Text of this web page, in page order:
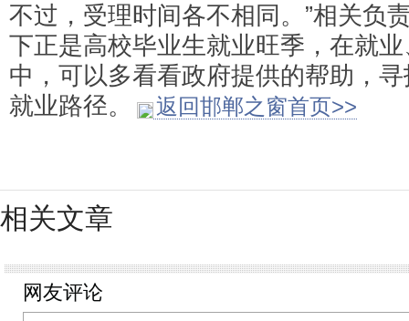
不过，受理时间各不相同。”相关负
下正是高校毕业生就业旺季，在就
中，可以多看看政府提供的帮助，
就业路径。
返回邯郸之窗首页>>
相关文章